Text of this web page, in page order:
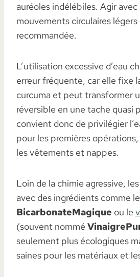
auréoles indélébiles. Agir
mouvements circulaires légers
recommandée.
L’utilisation excessive d’eau
erreur fréquente, car elle fixe
curcuma et peut transformer
réversible en une tache quasi
convient donc de privilégier
pour les premières
les vêtements et nappes.
Loin de la chimie agressive,
avec des ingrédients comme le
BicarbonateMagique ou le
(souvent nommé
seulement plus écologiques
saines pour les matériaux et